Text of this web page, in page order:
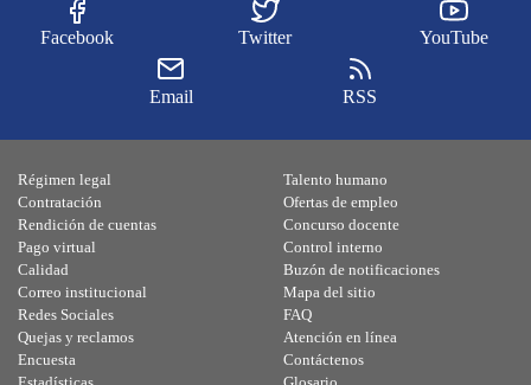
Facebook Twitter YouTube
Email RSS
Régimen legal
Contratación
Rendición de cuentas
Pago virtual
Calidad
Talento humano
Ofertas de empleo
Concurso docente
Control interno
Buzón de notificaciones
Correo institucional
Redes Sociales
Quejas y reclamos
Encuesta
Mapa del sitio
FAQ
Atención en línea
Contáctenos